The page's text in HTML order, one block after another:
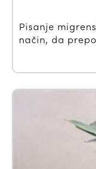
Pisanje
način, da